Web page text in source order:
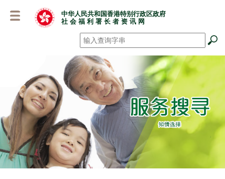
中华人民共和国香港特别行政区政府
社 会 福 利 署 长 者 资 讯 网
搜寻 *